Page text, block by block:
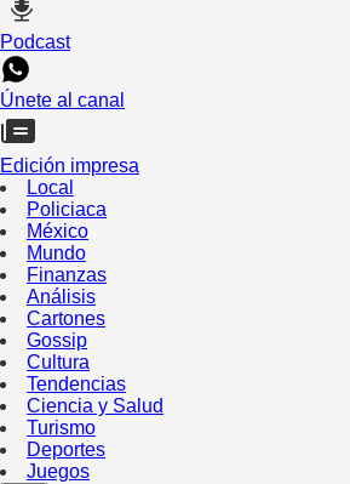
Podcast
Únete al canal
Edición impresa
Local
Policiaca
México
Mundo
Finanzas
Análisis
Cartones
Gossip
Cultura
Tendencias
Ciencia y Salud
Turismo
Deportes
Juegos